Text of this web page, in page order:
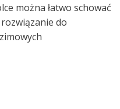
można łatwo schować
do